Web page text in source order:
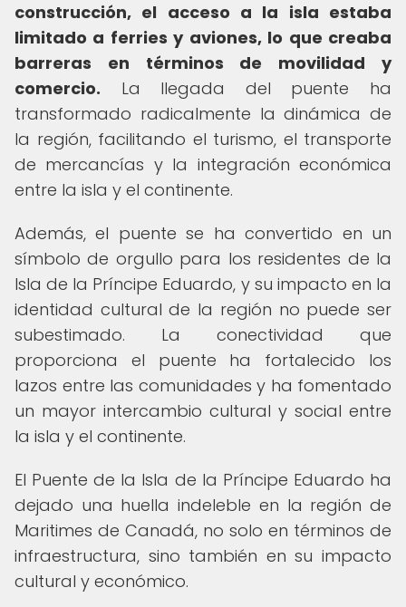
construcción, el acceso a la isla estaba
limitado a ferries y aviones, lo que creaba
barreras en términos de movilidad y
comercio. La llegada del puente ha
transformado radicalmente la dinámica de
la región, facilitando el turismo, el transporte
de mercancías y la integración económica
entre la isla y el continente.
Además, el puente se ha convertido en un
símbolo de orgullo para los residentes de la
Isla de la Príncipe Eduardo, y su impacto en la
identidad cultural de la región no puede ser
subestimado. La conectividad que
proporciona el puente ha fortalecido los
lazos entre las comunidades y ha fomentado
un mayor intercambio cultural y social entre
la isla y el continente.
El Puente de la Isla de la Príncipe Eduardo ha
dejado una huella indeleble en la región de
Maritimes de Canadá, no solo en términos de
infraestructura, sino también en su impacto
cultural y económico.